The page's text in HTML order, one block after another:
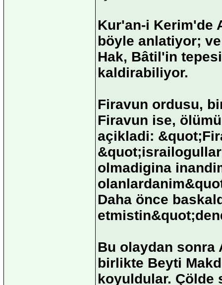
Kur'an-i Kerim'de
böyle anlatiyor;
Hak, Bâtil'in
kaldirabiliyor.
Firavun ordusu,
Firavun ise,
açikladi:
olmadigina
Daha önce
Bu olaydan sonra
birlikte Beyti
koyuldular. Çölde